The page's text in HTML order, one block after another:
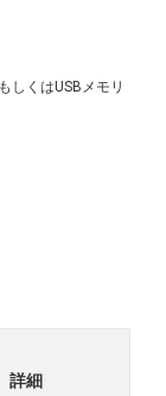
しくはUSBメモリ
詳細